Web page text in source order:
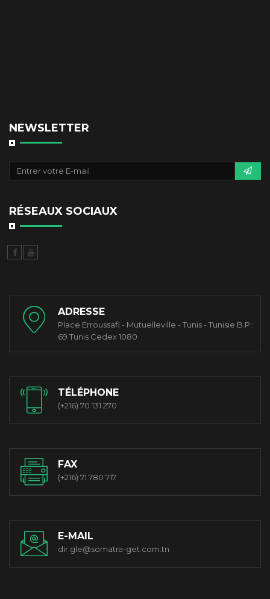
NEWSLETTER
RÉSEAUX SOCIAUX
ADRESSE
Place Erroussafi - Mutuelleville - Tunis - Tunisie B.P :
69 Tunis Cedex 1080
TÉLÉPHONE
(+216) 70 131 270
FAX
(+216) 71 780 717
E-MAIL
dir.gle@somatra-get.com.tn